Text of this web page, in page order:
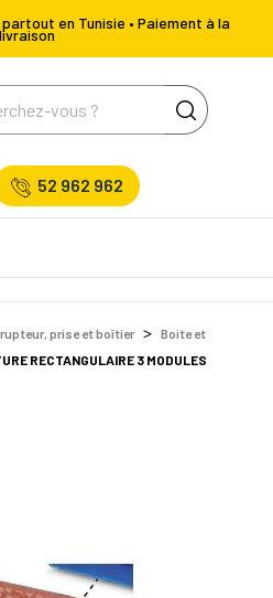
en Tunisie • Paiement à la
livraison
52 962 962
prise et boîtier
Boite et
RECTANGULAIRE 3 MODULES